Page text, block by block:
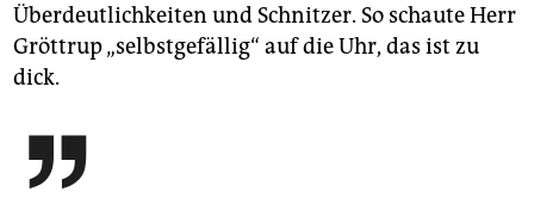
Überdeutlichkeiten und Schnitzer. So schaute Herr
Gröttrup „selbstgefällig“ auf die Uhr, das ist zu
dick.
